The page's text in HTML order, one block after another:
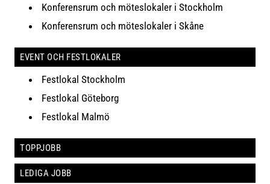
Konferensrum och möteslokaler i Stockholm
Konferensrum och möteslokaler i Skåne
EVENT OCH FESTLOKALER
Festlokal Stockholm
Festlokal Göteborg
Festlokal Malmö
TOPPJOBB
LEDIGA JOBB